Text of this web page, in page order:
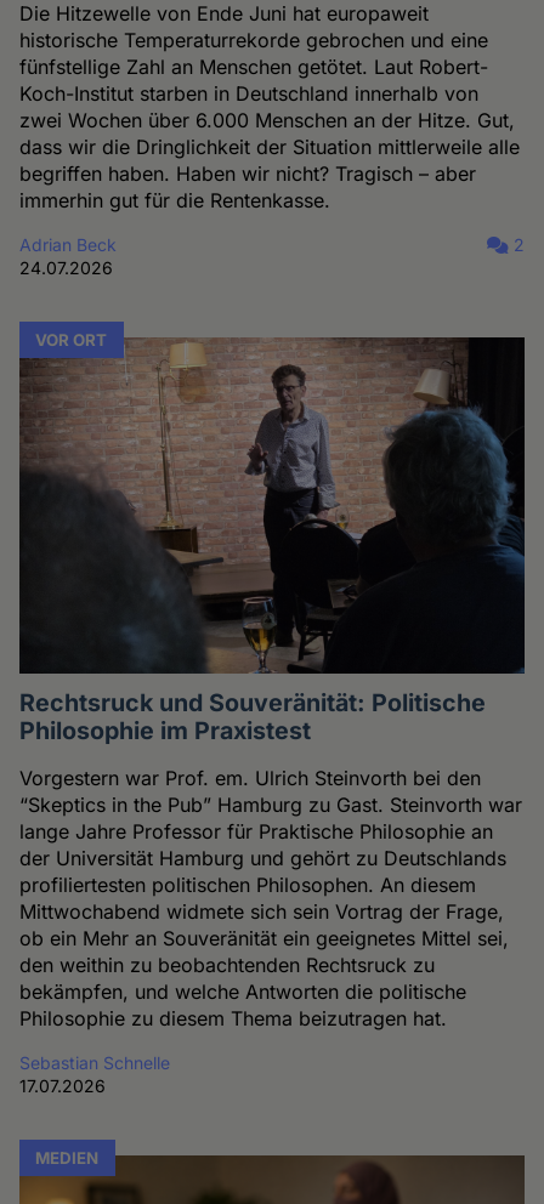
Die Hitzewelle von Ende Juni hat europaweit
historische Temperaturrekorde gebrochen und eine
fünfstellige Zahl an Menschen getötet. Laut Robert-
Koch-Institut starben in Deutschland innerhalb von
zwei Wochen über 6.000 Menschen an der Hitze. Gut,
dass wir die Dringlichkeit der Situation mittlerweile alle
begriffen haben. Haben wir nicht? Tragisch – aber
immerhin gut für die Rentenkasse.
Adrian Beck
24.07.2026
2
VOR ORT
Rechtsruck und Souveränität: Politische
Philosophie im Praxistest
Vorgestern war Prof. em. Ulrich Steinvorth bei den
“Skeptics in the Pub” Hamburg zu Gast. Steinvorth war
lange Jahre Professor für Praktische Philosophie an
der Universität Hamburg und gehört zu Deutschlands
profiliertesten politischen Philosophen. An diesem
Mittwochabend widmete sich sein Vortrag der Frage,
ob ein Mehr an Souveränität ein geeignetes Mittel sei,
den weithin zu beobachtenden Rechtsruck zu
bekämpfen, und welche Antworten die politische
Philosophie zu diesem Thema beizutragen hat.
Sebastian Schnelle
17.07.2026
MEDIEN